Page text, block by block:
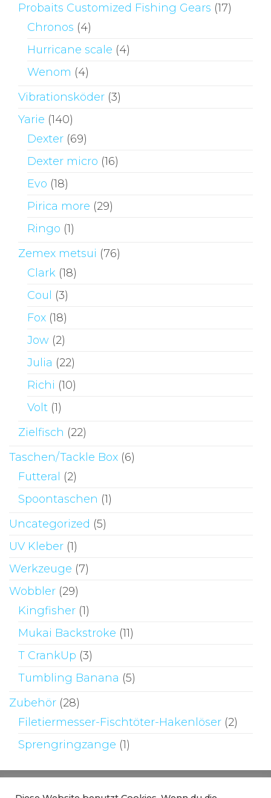
Probaits Customized Fishing Gears (17)
Chronos (4)
Hurricane scale (4)
Wenom (4)
Vibrationsköder (3)
Yarie (140)
Dexter (69)
Dexter micro (16)
Evo (18)
Pirica more (29)
Ringo (1)
Zemex metsui (76)
Clark (18)
Coul (3)
Fox (18)
Jow (2)
Julia (22)
Richi (10)
Volt (1)
Zielfisch (22)
Taschen/Tackle Box (6)
Futteral (2)
Spoontaschen (1)
Uncategorized (5)
UV Kleber (1)
Werkzeuge (7)
Wobbler (29)
Kingfisher (1)
Mukai Backstroke (11)
T CrankUp (3)
Tumbling Banana (5)
Zubehör (28)
Filetiermesser-Fischtöter-Hakenlöser (2)
Sprengringzange (1)